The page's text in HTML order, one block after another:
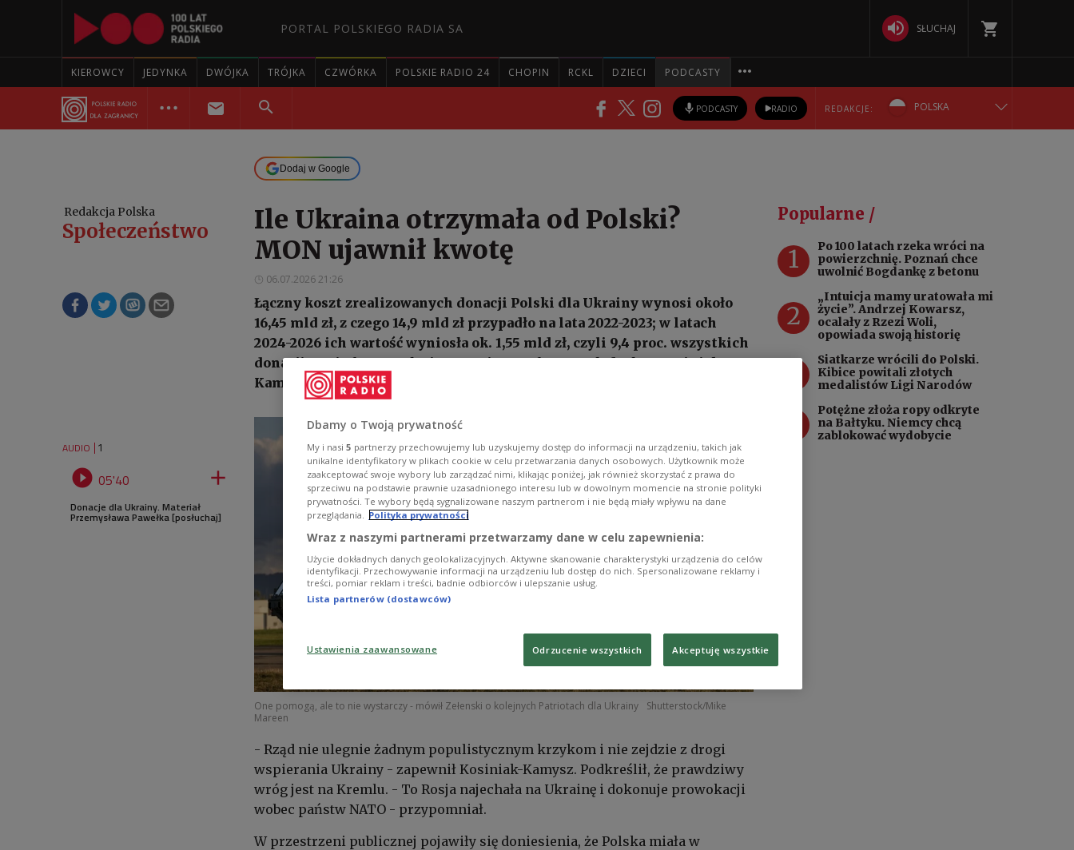
PORTAL POLSKIEGO RADIA SA SŁUCHAJ
KIEROWCY JEDYNKA DWÓJKA TRÓJKA CZWÓRKA POLSKIE RADIO 24 CHOPIN RCKL DZIECI PODCASTY
PODCASTY RADIO REDAKCJE: POLSKA
РУССКИЙ
УКРАЇНСЬКА
Dodaj w Google
Redakcja Polska
Społeczeństwo
Ile Ukraina otrzymała od Polski?
MON ujawnił kwotę
06.07.2026 21:26
Łączny koszt zrealizowanych donacji Polski dla Ukrainy wynosi około
16,45 mld zł, z czego 14,9 mld zł przypadło na lata 2022-2023; w latach
2024-2026 ich wartość wyniosła ok. 1,55 mld zł, czyli 9,4 proc. wszystkich
donacji - poinformował wicepremier, szef MON Władysław Kosiniak-
Kamysz.
AUDIO 1
 05'40 
Donacje dla Ukrainy. Materiał
Przemysława Pawełka [posłuchaj]
One pomogą, ale to nie wystarczy - mówił Zełenski o kolejnych Patriotach dla Ukrainy
Shutterstock/Mike
Mareen
- Rząd nie ulegnie żadnym populistycznym krzykom i nie zejdzie z drogi
wspierania Ukrainy - zapewnił Kosiniak-Kamysz. Podkreślił, że prawdziwy
wróg jest na Kremlu. - To Rosja najechała na Ukrainę i dokonuje prowokacji
wobec państw NATO - przypomniał.
W przestrzeni publicznej pojawiły się doniesienia, że Polska miała w
Popularne /
1
Po 100 latach rzeka wróci na
powierzchnię. Poznań chce
uwolnić Bogdankę z betonu
2
„Intuicja mamy uratowała mi
życie”. Andrzej Kowarsz,
ocalały z Rzezi Woli,
opowiada swoją historię
Siatkarze wrócili do Polski.
Kibice powitali złotych
medalistów Ligi Narodów
Potężne złoża ropy odkryte
na Bałtyku. Niemcy chcą
zablokować wydobycie
Dbamy o Twoją prywatność
My i nasi 5 partnerzy przechowujemy lub uzyskujemy dostęp do informacji na urządzeniu, takich jak
unikalne identyfikatory w plikach cookie w celu przetwarzania danych osobowych. Użytkownik może
zaakceptować swoje wybory lub zarządzać nimi, klikając poniżej, jak również skorzystać z prawa do
sprzeciwu na podstawie prawnie uzasadnionego interesu lub w dowolnym momencie na stronie polityki
prywatności. Te wybory będą sygnalizowane naszym partnerom i nie będą miały wpływu na dane
przeglądania. Polityka prywatności
Wraz z naszymi partnerami przetwarzamy dane w celu zapewnienia:
Użycie dokładnych danych geolokalizacyjnych. Aktywne skanowanie charakterystyki urządzenia do celów
identyfikacji. Przechowywanie informacji na urządzeniu lub dostęp do nich. Spersonalizowane reklamy i
treści, pomiar reklam i treści, badnie odbiorców i ulepszanie usług.
Lista partnerów (dostawców)
Ustawienia zaawansowane Odrzucenie wszystkich Akceptuję wszystkie